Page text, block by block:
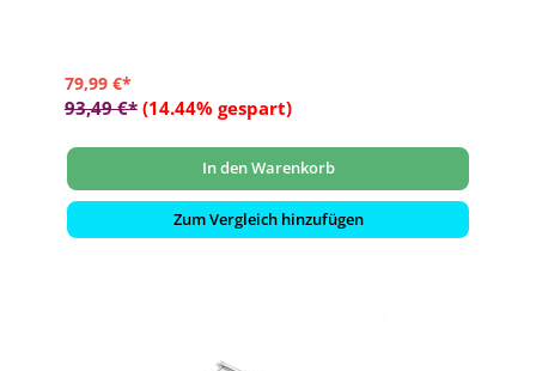
79,99 €*
93,49 €* (14.44% gespart)
In den Warenkorb
Zum Vergleich hinzufügen